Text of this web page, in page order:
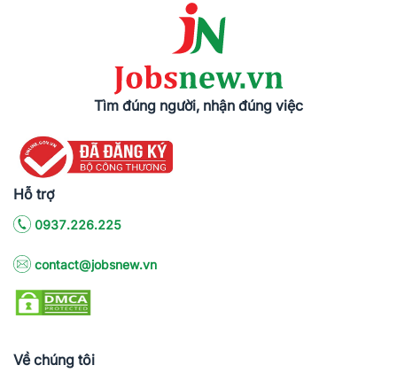
Tìm đúng người, nhận đúng việc
Hỗ trợ
0937.226.225
contact@jobsnew.vn
Về chúng tôi